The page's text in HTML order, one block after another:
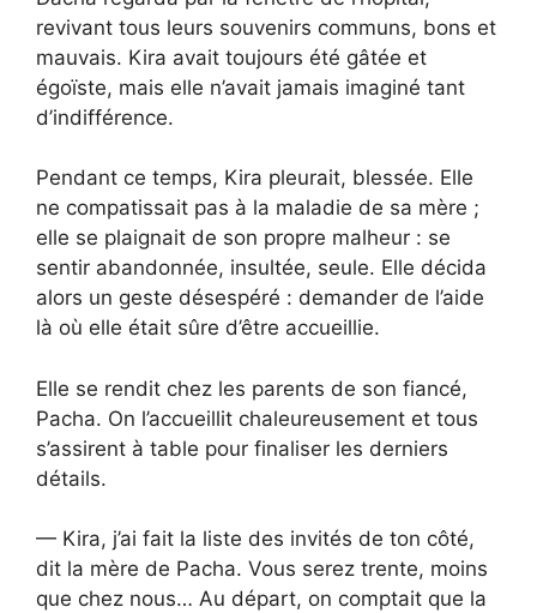
revivant tous leurs souvenirs communs, bons et
mauvais. Kira avait toujours été gâtée et
égoïste, mais elle n’avait jamais imaginé tant
d’indifférence.
Pendant ce temps, Kira pleurait, blessée. Elle
ne compatissait pas à la maladie de sa mère ;
elle se plaignait de son propre malheur : se
sentir abandonnée, insultée, seule. Elle décida
alors un geste désespéré : demander de l’aide
là où elle était sûre d’être accueillie.
Elle se rendit chez les parents de son fiancé,
Pacha. On l’accueillit chaleureusement et tous
s’assirent à table pour finaliser les derniers
détails.
— Kira, j’ai fait la liste des invités de ton côté,
dit la mère de Pacha. Vous serez trente, moins
que chez nous… Au départ, on comptait que la